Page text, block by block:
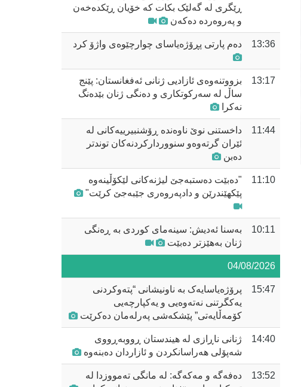
ڕێگری لە گەلێک بکات کە خۆیان ڕێکدەخەن
و پەروەردە دەکەن
13:36 دەم پارتی پڕۆژەیاسای چوارچێوەی واژۆ کرد
13:17
بزووتنەوەی ئازادیی ژنانی ئەفغانستان: پێنج
ساڵ لە سەرکوتکاری و دەنگی ژنان بێدەنگ
نەکرا
11:44
داخستنی نوێ ناوەندە ڕۆشنبیرییەکانی لە
ئێران گرتەوەو سنووردارکردنەکان توندتر
دەبن
11:10
"دەبێت دەستبەجێ لیژنەکانی لێکۆڵینەوە
پێکهێندرێن و دادپەروەری جێبەجێ کرێت"
10:11
بەسنا ئەدیش: سینەمای کوردی بە ڕەنگی
ژنان بەهێزتر دەبێت
04/08/2026
15:47
پرۆژەیاسایەک بە ناونیشانی “پتەوکردنی
یەکگرتنی نەتەوەیی و یەکپارچەیی
کۆمەڵایەتی” پێشکەشی پەرلەمان دەکرێت
14:40
ژنانی ناڕازی لە هیندستان ڕووبەڕووی
شەپۆلی هەراسانکردن و ئازاردان دەبنەوە
13:52
دەفەگە و مەکەگە: لە مانگی تەمووزدا لە